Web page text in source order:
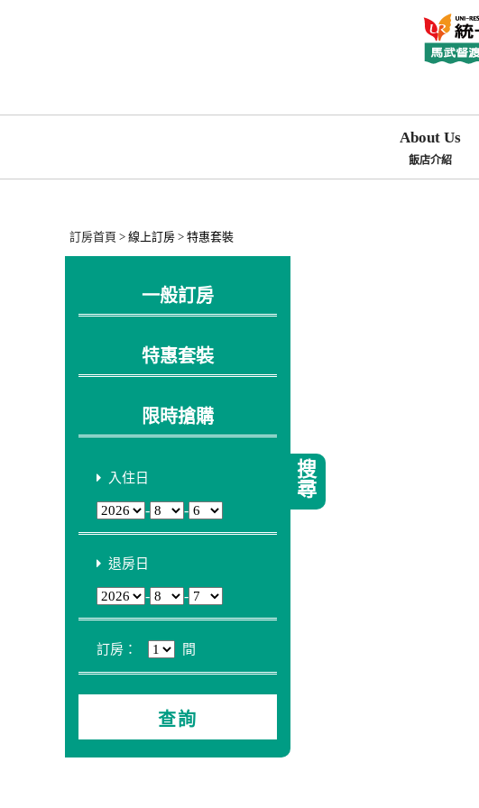
About Us
飯店介紹
訂房首頁 > 線上訂房 > 特惠套裝
一般訂房
特惠套裝
限時搶購
搜尋
入住日
- -
退房日
- -
訂房： 間